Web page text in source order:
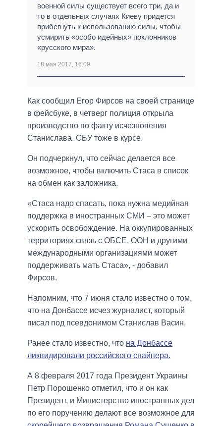
военной силы существует всего три, да и
то в отдельных случаях Киеву придется
прибегнуть к использованию силы, чтобы
усмирить «особо идейных» поклонников
«русского мира».
18 мая 2017, 16:09
Как сообщил Егор Фирсов на своей странице
в фейсбуке, в четверг полиция открыла
производство по факту исчезновения
Станислава. СБУ тоже в курсе.
Он подчеркнул, что сейчас делается все
возможное, чтобы включить Стаса в список
на обмен как заложника.
«Стаса надо спасать, пока нужна медийная
поддержка в иностранных СМИ – это может
ускорить освобождение. На оккупированных
территориях связь с ОБСЕ, ООН и другими
международными организациями может
поддерживать мать Стаса», - добавил
Фирсов.
Напомним, что 7 июня стало известно о том,
что на Донбассе исчез журналист, который
писал под псевдонимом Станислав Васин.
Ранее стало известно, что на Донбассе
ликвидировали российского снайпера.
А 8 февраля 2017 года Президент Украины
Петр Порошенко отметил, что и он как
Президент, и Министерство иностранных дел
по его поручению делают все возможное для